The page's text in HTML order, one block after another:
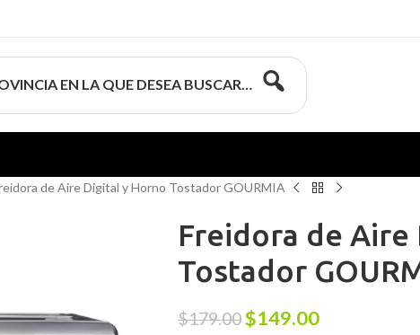
EN LA QUE DESEA BUSCAR…
de Aire Digital y Horno Tostador GOURMIA
Freidora de
Tostador
$179.00$149.00